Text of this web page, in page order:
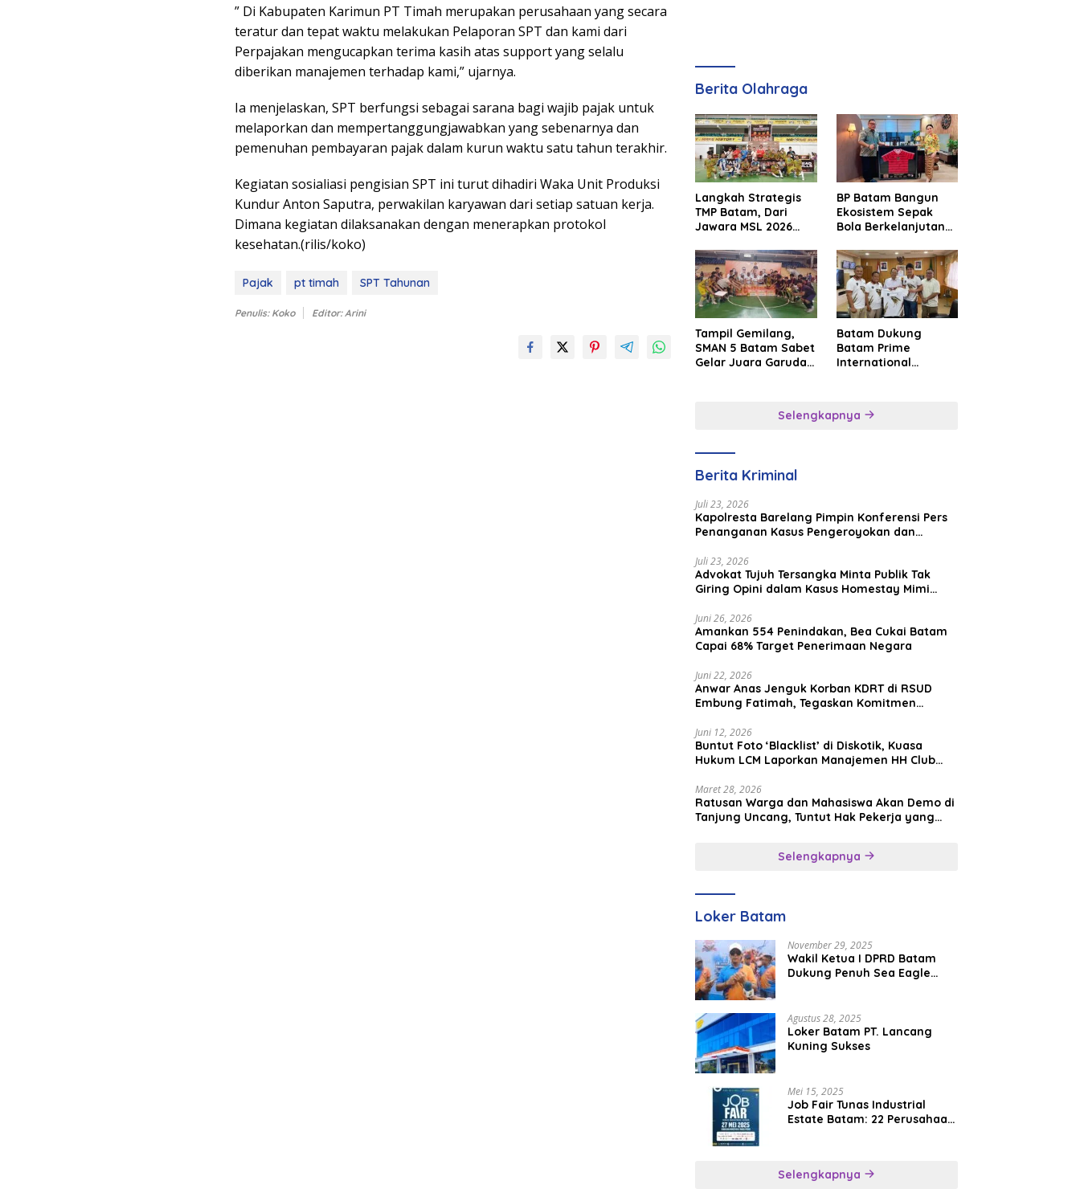
” Di Kabupaten Karimun PT Timah merupakan perusahaan yang secara
teratur dan tepat waktu melakukan Pelaporan SPT dan kami dari
Perpajakan mengucapkan terima kasih atas support yang selalu
diberikan manajemen terhadap kami,” ujarnya.
Ia menjelaskan, SPT berfungsi sebagai sarana bagi wajib pajak untuk
melaporkan dan mempertanggungjawabkan yang sebenarnya dan
pemenuhan pembayaran pajak dalam kurun waktu satu tahun terakhir.
Kegiatan sosialiasi pengisian SPT ini turut dihadiri Waka Unit Produksi
Kundur Anton Saputra, perwakilan karyawan dari setiap satuan kerja.
Dimana kegiatan dilaksanakan dengan menerapkan protokol
kesehatan.(rilis/koko)
Pajak pt timah SPT Tahunan
Penulis: Koko Editor: Arini
Berita Olahraga
Langkah Strategis
TMP Batam, Dari
Jawara MSL 2026
Internasional
BP Batam Bangun
Ekosistem Sepak
Bola Berkelanjutan
Premier FC
Tampil Gemilang,
SMAN 5 Batam Sabet
Gelar Juara Garuda
Batam Dukung
Batam Prime
International
Tourism dan
Selengkapnya
Berita Kriminal
Juli 23, 2026
Kapolresta Barelang Pimpin Konferensi Pers
Penanganan Kasus Pengeroyokan dan
Juli 23, 2026
Advokat Tujuh Tersangka Minta Publik Tak
Giring Opini dalam Kasus Homestay Mimi
Juni 26, 2026
Amankan 554 Penindakan, Bea Cukai Batam
Capai 68% Target Penerimaan Negara
Juni 22, 2026
Anwar Anas Jenguk Korban KDRT di RSUD
Embung Fatimah, Tegaskan Komitmen
Juni 12, 2026
Buntut Foto ‘Blacklist’ di Diskotik, Kuasa
Hukum LCM Laporkan Manajemen HH Club
Maret 28, 2026
Ratusan Warga dan Mahasiswa Akan Demo di
Tanjung Uncang, Tuntut Hak Pekerja yang
Selengkapnya
Loker Batam
November 29, 2025
Wakil Ketua I DPRD Batam
Dukung Penuh Sea Eagle
Agustus 28, 2025
Loker Batam PT. Lancang
Kuning Sukses
Mei 15, 2025
Job Fair Tunas Industrial
Estate Batam: 22 Perusahaan
Selengkapnya